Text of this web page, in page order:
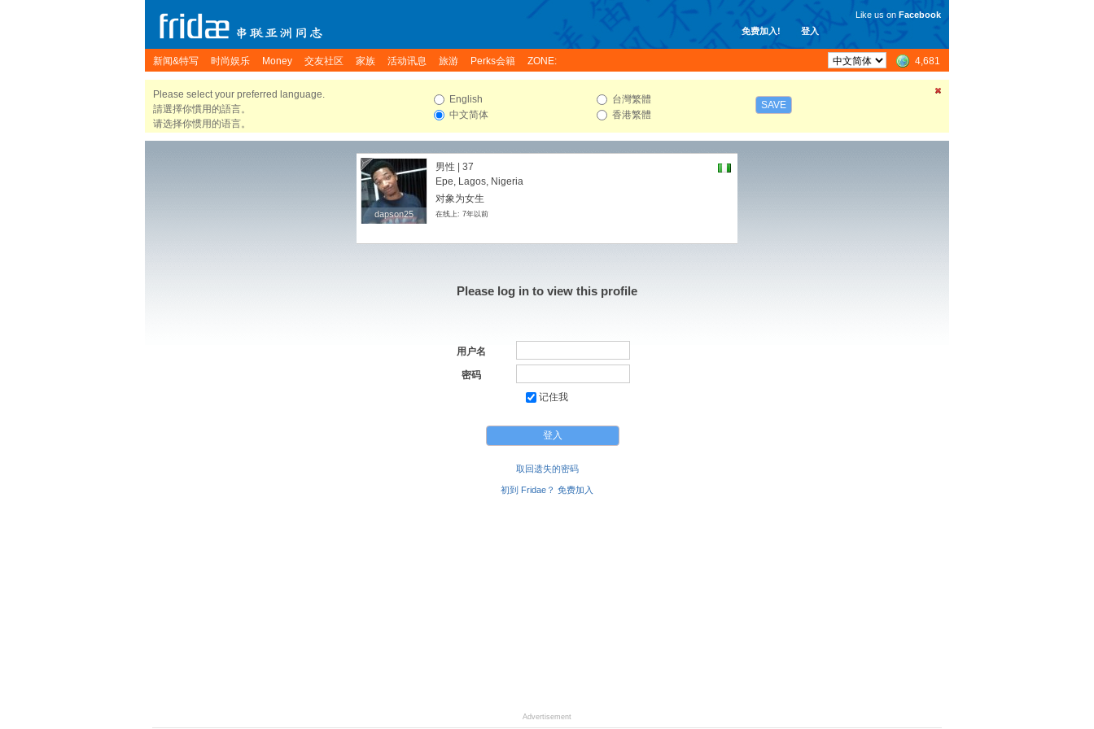
免费加入! 登入
Like us on Facebook
新闻&特写 时尚娱乐 Money 交友社区 家族 活动讯息 旅游 Perks会籍 ZONE: 4,681
Please select your preferred language.
請選擇你慣用的語言。
请选择你惯用的语言。
English
中文简体
台灣繁體
香港繁體
SAVE
dapson25
dapson25
男性 | 37
Epe, Lagos, Nigeria
对象为女生
在线上: 7年以前
Please log in to view this profile
用户名
密码
记住我
取回遗失的密码
初到 Fridae？ 免费加入
Advertisement